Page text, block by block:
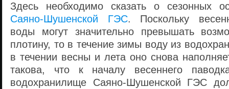
Здесь необходимо сказать о сезонных
Саяно-Шушенской ГЭС. Поскольку
воды могут значительно превышать
плотину, то в течение зимы воду из
в течении весны и лета оно снова
такова, что к началу весеннего
водохранилище Саяно-Шушенской ГЭС